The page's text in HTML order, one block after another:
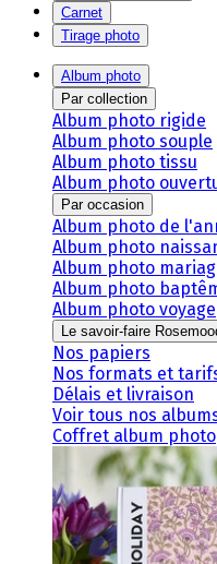
Carnet
Tirage photo
Album photo
Par collection
Album photo rigide
Album photo souple
Album photo tissu
Album photo
Par occasion
Album photo de
Album photo
Album photo
Album photo
Album photo voyage
Le savoir-faire
Nos papiers
Nos formats et
Délais et livraison
Voir tous nos
Coffret album photo